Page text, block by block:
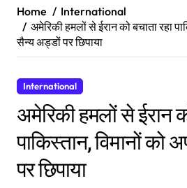
Home
International
अमेरिकी हमलों से ईरान को बचाता रहा
सैन्य अड्डों पर छिपाया
International
अमेरिकी हमलों से ईरान
पाकिस्तान, विमानों को
पर छिपाया